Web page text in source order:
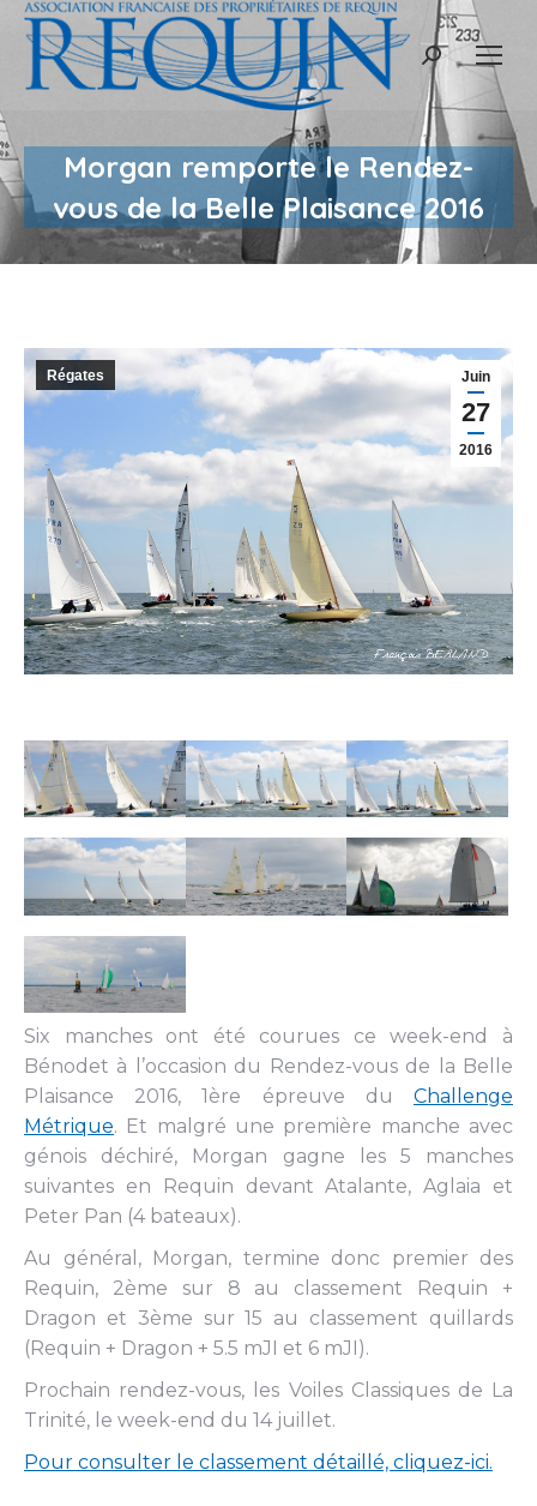
Recherche
Morgan remporte le Rendez-
vous de la Belle Plaisance 2016
Juin
27
2016
Régates
Six manches ont été courues ce week-end à
Bénodet à l’occasion du Rendez-vous de la Belle
Plaisance 2016, 1ère épreuve du Challenge
Métrique. Et malgré une première manche avec
génois déchiré, Morgan gagne les 5 manches
suivantes en Requin devant Atalante, Aglaia et
Peter Pan (4 bateaux).
Au général, Morgan, termine donc premier des
Requin, 2ème sur 8 au classement Requin +
Dragon et 3ème sur 15 au classement quillards
(Requin + Dragon + 5.5 mJI et 6 mJI).
Prochain rendez-vous, les Voiles Classiques de La
Trinité, le week-end du 14 juillet.
Pour consulter le classement détaillé, cliquez-ici.